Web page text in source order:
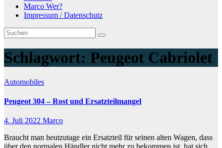
Marco Wer?
Impressum / Datenschutz
Schlagwort: Peugeot Cabriolet
Automobiles
Peugeot 304 – Rost und Ersatzteilmangel
4. Juli 2022 Marco
Braucht man heutzutage ein Ersatzteil für seinen alten Wagen, dass